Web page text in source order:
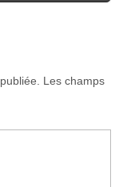
Les champs